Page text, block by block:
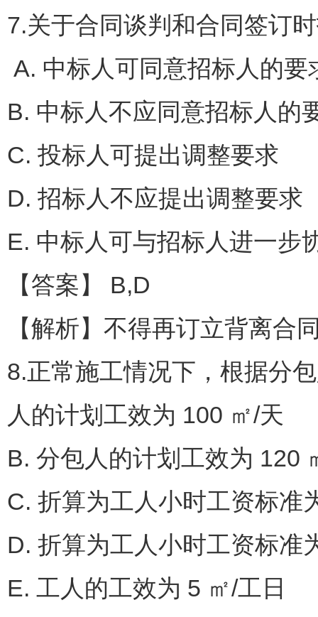
7.关于合同谈判和合同签订
A. 中标人可同意招标人的要
B. 中标人不应同意招标人的
C. 投标人可提出调整要求
D. 招标人不应提出调整要求
E. 中标人可与招标人进一步
【答案】 B,D
【解析】不得再订立背离合
8.正常施工情况下，根据分
人的计划工效为 100 ㎡/天
B. 分包人的计划工效为 120
C. 折算为工人小时工资标准
D. 折算为工人小时工资标准
E. 工人的工效为 5 ㎡/工日